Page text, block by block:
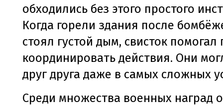
обходились без этого простого
Когда горели здания после
стоял густой дым, свисток
координировать действия. Они
друг друга даже в самых сложных
Среди множества военных наград